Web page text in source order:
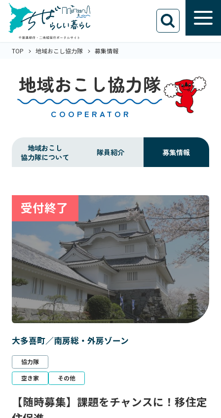
TOP 地域おこし協力隊 募集情報
地域おこし協力隊
COOPERATOR
地域おこし
協力隊について
隊員紹介 募集情報
大多喜町／南房総・外房ゾーン
協力隊
空き家
その他
【随時募集】課題をチャンスに！移住定